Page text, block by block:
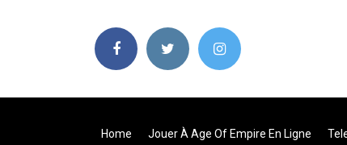
Home Jouer À Age Of Empire En Ligne